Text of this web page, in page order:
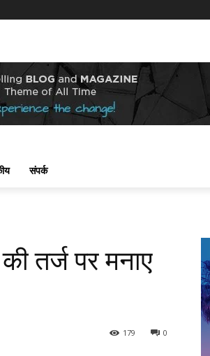
संपर्क
तर्ज पर मनाए
0
179